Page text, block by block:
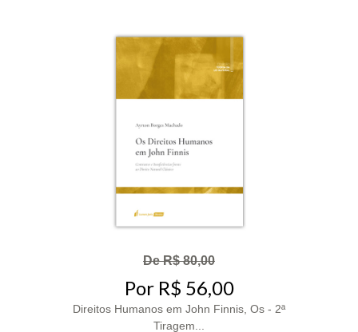
De R$ 80,00
Por R$ 56,00
Direitos Humanos em John Finnis, Os - 2ª
Tiragem...